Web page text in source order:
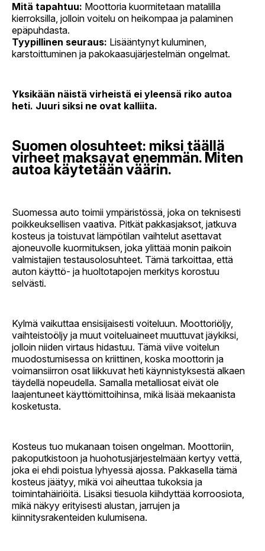
Mitä tapahtuu: Moottoria kuormitetaan matalilla
kierroksilla, jolloin voitelu on heikompaa ja palaminen
epäpuhdasta.
Tyypillinen seuraus: Lisääntynyt kuluminen,
karstoittuminen ja pakokaasujärjestelmän ongelmat.
Yksikään näistä virheistä ei yleensä riko autoa
heti. Juuri siksi ne ovat kalliita.
Suomen olosuhteet: miksi täällä
virheet maksavat enemmän. Miten
autoa käytetään väärin.
Suomessa auto toimii ympäristössä, joka on teknisesti
poikkeuksellisen vaativa. Pitkät pakkasjaksot, jatkuva
kosteus ja toistuvat lämpötilan vaihtelut asettavat
ajoneuvolle kuormituksen, joka ylittää monin paikoin
valmistajien testausolosuhteet. Tämä tarkoittaa, että
auton käyttö- ja huoltotapojen merkitys korostuu
selvästi.
Kylmä vaikuttaa ensisijaisesti voiteluun. Moottoriöljy,
vaihteistoöljy ja muut voiteluaineet muuttuvat jäykiksi,
jolloin niiden virtaus hidastuu. Tämä viive voitelun
muodostumisessa on kriittinen, koska moottorin ja
voimansiirron osat liikkuvat heti käynnistyksestä alkaen
täydellä nopeudella. Samalla metalliosat eivät ole
laajentuneet käyttömittoihinsa, mikä lisää mekaanista
kosketusta.
Kosteus tuo mukanaan toisen ongelman. Moottoriin,
pakoputkistoon ja huohotusjärjestelmään kertyy vettä,
joka ei ehdi poistua lyhyessä ajossa. Pakkasella tämä
kosteus jäätyy, mikä voi aiheuttaa tukoksia ja
toimintahäiriöitä. Lisäksi tiesuola kiihdyttää korroosiota,
mikä näkyy erityisesti alustan, jarrujen ja
kiinnitysrakenteiden kulumisena.